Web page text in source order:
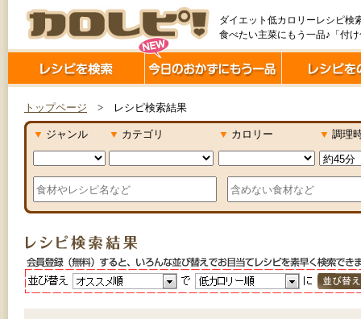
ダイエット低カロリーレシピ検
食べたい主菜にもう一品♪「付
トップページ > レシピ検索結果
▼ ジャンル ▼ カテゴリ ▼ カロリー ▼ 調理